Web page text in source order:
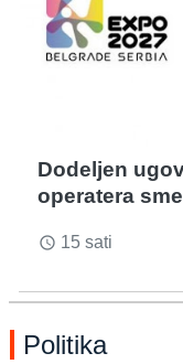
Dodeljen
operatera
access_time 15 sati
Politika